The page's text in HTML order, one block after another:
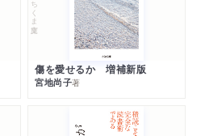
ちくま文庫
傷を愛せるか 増補新版
宮地尚子著